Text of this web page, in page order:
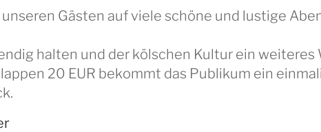
Gästen auf viele schöne und lustige
halten und der kölschen Kultur ein weiteres
20 EUR bekommt das Publikum ein